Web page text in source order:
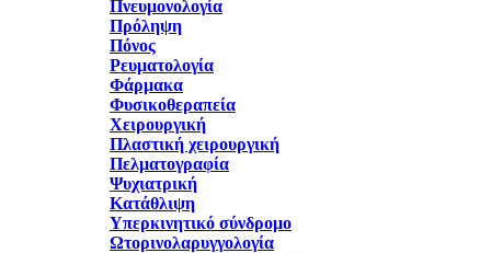
Πνευμονολογία
Πρόληψη
Πόνος
Ρευματολογία
Φάρμακα
Φυσικοθεραπεία
Χειρουργική
Πλαστική χειρουργική
Πελματογραφία
Ψυχιατρική
Κατάθλιψη
Υπερκινητικό σύνδρομο
Ωτορινολαρυγγολογία